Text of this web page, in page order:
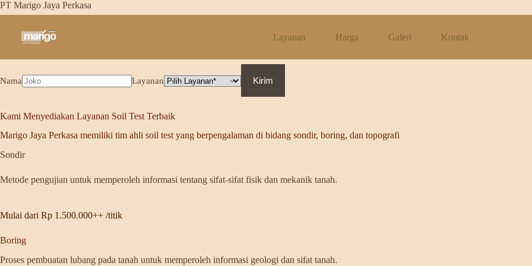
Skip
to
Layanan
Harga Galeri Kontak
PT Marigo Jaya Perkasa
Solusi lengkap soil test untuk Sondir, Boring, dan Topografi di Purwakarta
Nama Layanan Kirim
Kami Menyediakan Layanan Soil Test Terbaik
Marigo Jaya Perkasa memiliki tim ahli soil test yang berpengalaman di bidang sondir, boring, dan topografi
Sondir
Metode pengujian untuk memperoleh informasi tentang sifat-sifat fisik dan mekanik tanah.
Mulai dari Rp 1.500.000++ /titik
Boring
Proses pembuatan lubang pada tanah untuk memperoleh informasi geologi dan sifat tanah.